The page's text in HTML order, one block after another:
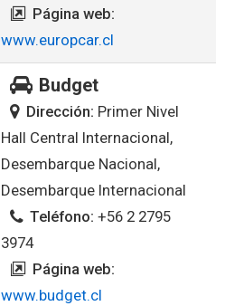
Página web:
www.europcar.cl
Budget
Dirección: Primer Nivel
Hall Central Internacional,
Desembarque Nacional,
Desembarque Internacional
Teléfono: +56 2 2795
3974
Página web:
www.budget.cl